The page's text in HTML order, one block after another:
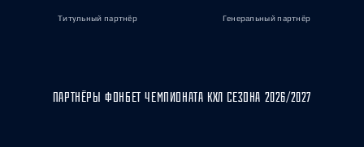
Титульный партнёр Генеральный партнёр
ПАРТНЁРЫ ФОНБЕТ ЧЕМПИОНАТА КХЛ СЕЗОНА 2026/2027